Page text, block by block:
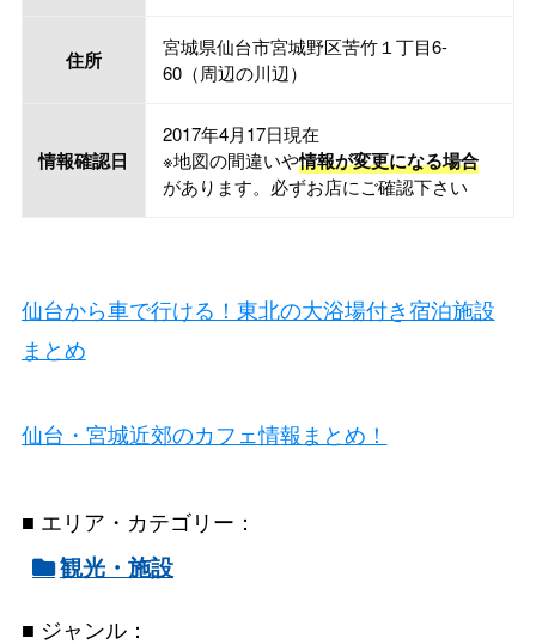
住所
宮城県仙台市宮城野区苦竹１丁目6-
60（周辺の川辺）
情報確認日
2017年4月17日現在
※地図の間違いや情報が変更になる場合
があります。必ずお店にご確認下さい
仙台から車で行ける！東北の大浴場付き宿泊施設
まとめ
仙台・宮城近郊のカフェ情報まとめ！
■ エリア・カテゴリー：
観光・施設
■ ジャンル：